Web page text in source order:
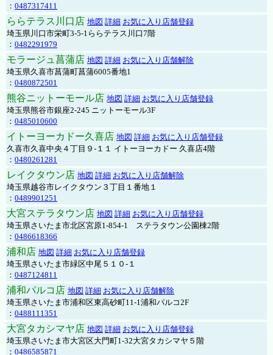
： 0487317411
ららテラス川口店 地図 詳細 お気に入り店舗登録
埼玉県川口市栄町3-5-1ららテラス川口7階
： 0482291979
モラージュ菖蒲店 地図 詳細 お気に入り店舗解除
埼玉県久喜市菖蒲町菖蒲6005番地1
： 0480872501
熊谷ニットーモール店 地図 詳細 お気に入り店舗登録
埼玉県熊谷市銀座2-245 ニットーモール3F
： 0485010600
イトーヨーカドー久喜店 地図 詳細 お気に入り店舗登録
久喜市久喜中央４丁目９-１１ イトーヨーカドー 久喜店4階
： 0480261281
レイクタウン店 地図 詳細 お気に入り店舗解除
埼玉県越谷市レイクタウン３丁目１番地１
： 0489901251
大宮ステラタウン店 地図 詳細 お気に入り店舗登録
埼玉県さいたま市北区宮原1-854-1 ステラタウン公園棟2階
： 0486618366
浦和店 地図 詳細 お気に入り店舗登録
埼玉県さいたま市緑区中尾５１０-１
： 0487124811
浦和パルコ店 地図 詳細 お気に入り店舗解除
埼玉県さいたま市浦和区東高砂町11-1浦和パルコ2F
： 0488111351
大宮タカシマヤ店 地図 詳細 お気に入り店舗登録
埼玉県さいたま市大宮区大門町1-32大宮タカシマヤ５階
： 0486585871